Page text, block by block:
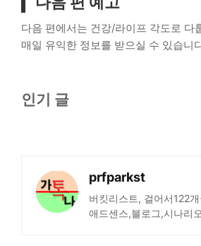
다음 편에서는 건강/라이프 각도로 다
매일 유익한 정보를 받으실 수 있습니
인기 글
prfparkst
버킷리스트, 걸어서122
애드센스,블로그,시나리